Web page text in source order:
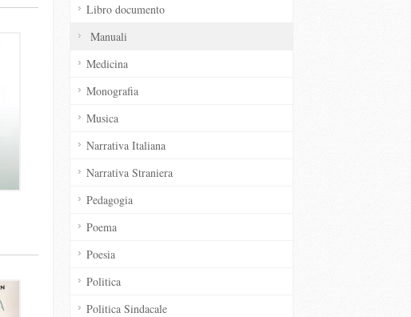
Libro documento
Manuali
Medicina
Monografia
Musica
Narrativa Italiana
Narrativa Straniera
Pedagogia
Poema
Poesia
Politica
Politica Sindacale